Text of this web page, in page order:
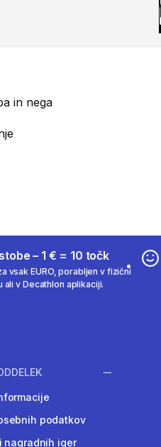
in nega
– 1 € = 10 točk
vsak EURO, porabljen v fizični
v Decathlon aplikaciji.
podatkov
nagradnih iger